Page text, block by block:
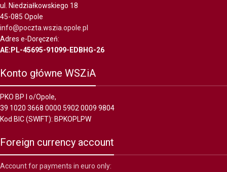
ul. Niedziałkowskiego 18
45-085 Opole
info@poczta.wszia.opole.pl
Adres e-Doręczeń:
AE:PL-45695-91099-EDBHG-26
Konto główne WSZiA
PKO BP I o/Opole,
39 1020 3668 0000 5902 0009 9804
Kod BIC (SWIFT): BPKOPLPW
Foreign currency account
Account for payments in euro only: